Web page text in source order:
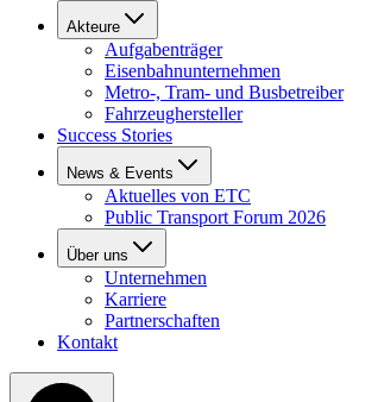
Akteure
Aufgabenträger
Eisenbahnunternehmen
Metro-, Tram- und Busbetreiber
Fahrzeughersteller
Success Stories
News & Events
Aktuelles von ETC
Public Transport Forum 2026
Über uns
Unternehmen
Karriere
Partnerschaften
Kontakt